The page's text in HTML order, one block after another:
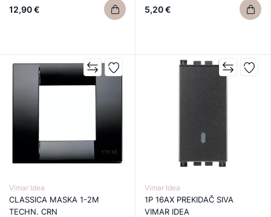
12,90 € 5,20 €
Vimar Idea
CLASSICA MASKA 1-2M
TECHN. CRN
Vimar Idea
1P 16AX PREKIDAČ SIVA
VIMAR IDEA